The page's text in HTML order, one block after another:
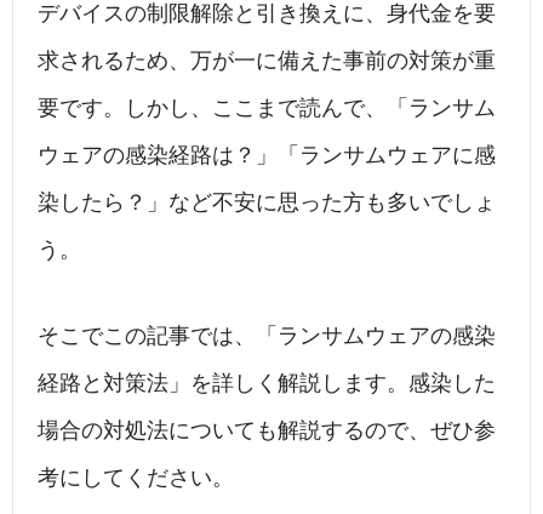
デバイスの制限解除と引き換えに、身代金を要
求されるため、万が一に備えた事前の対策が重
要です。しかし、ここまで読んで、「ランサム
ウェアの感染経路は？」「ランサムウェアに感
染したら？」など不安に思った方も多いでしょ
う。
そこでこの記事では、「ランサムウェアの感染
経路と対策法」を詳しく解説します。感染した
場合の対処法についても解説するので、ぜひ参
考にしてください。